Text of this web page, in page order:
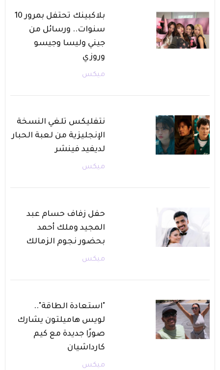
بلاكبينك تحتفل بمرور 10
سنوات.. ورسائل من
جيني وليسا وجيسو
وروزي
ميكس
نتفليكس تلغي النسخة
الإنجليزية من لعبة الحبار
لديفيد فينشر
ميكس
حفل زفاف حسام عبد
المجيد وملك أحمد
بحضور نجوم الزمالك
ميكس
"استعادة الطاقة"..
لويس هاميلتون يشارك
صورًا جديدة مع كيم
كارداشيان
ميكس